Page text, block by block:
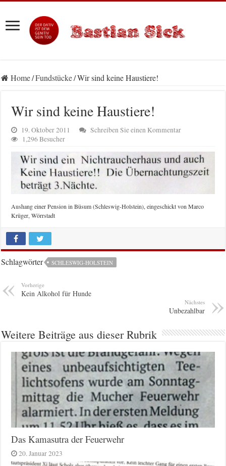
Home/Fundstücke/Wir sind keine Haustiere!
Wir sind keine Haustiere!
19. Oktober 2011
Schreiben Sie einen Kommentar
1,296 Besucher
Aushang einer Pension in Büsum (Schleswig-Holstein), eingeschickt von Marco
Krüger, Wörrstadt
Schlagwörter SCHLESWIG-HOLSTEIN
Vorherige
Kein Alkohol für Hunde
Nächstes
Unbezahlbar
Weitere Beiträge aus dieser Rubrik
Das Kamasutra der Feuerwehr
20. Januar 2023